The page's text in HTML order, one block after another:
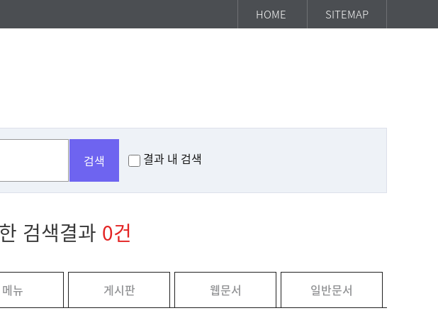
HOME SITEMAP
검색 결과 내 검색
검색결과 0건
메뉴 게시판 웹문서 일반문서